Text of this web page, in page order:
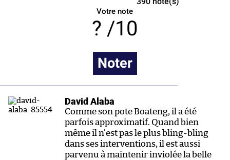
Votre note
/10
Noter
David Alaba
Comme son pote Boateng, il a été
parfois approximatif. Quand bien
même il n’est pas le plus bling-bling
dans ses interventions, il est aussi
parvenu à maintenir inviolée la belle